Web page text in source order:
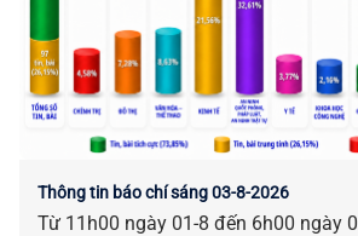
Thông tin báo chí sáng 03-8-2026
Từ 11h00 ngày 01-8 đến 6h00 ngày